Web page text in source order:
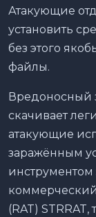
Атакующие
установить
без этого
файлы.
Вредоносный
скачивает
атакующие
заражённым
(RAT)